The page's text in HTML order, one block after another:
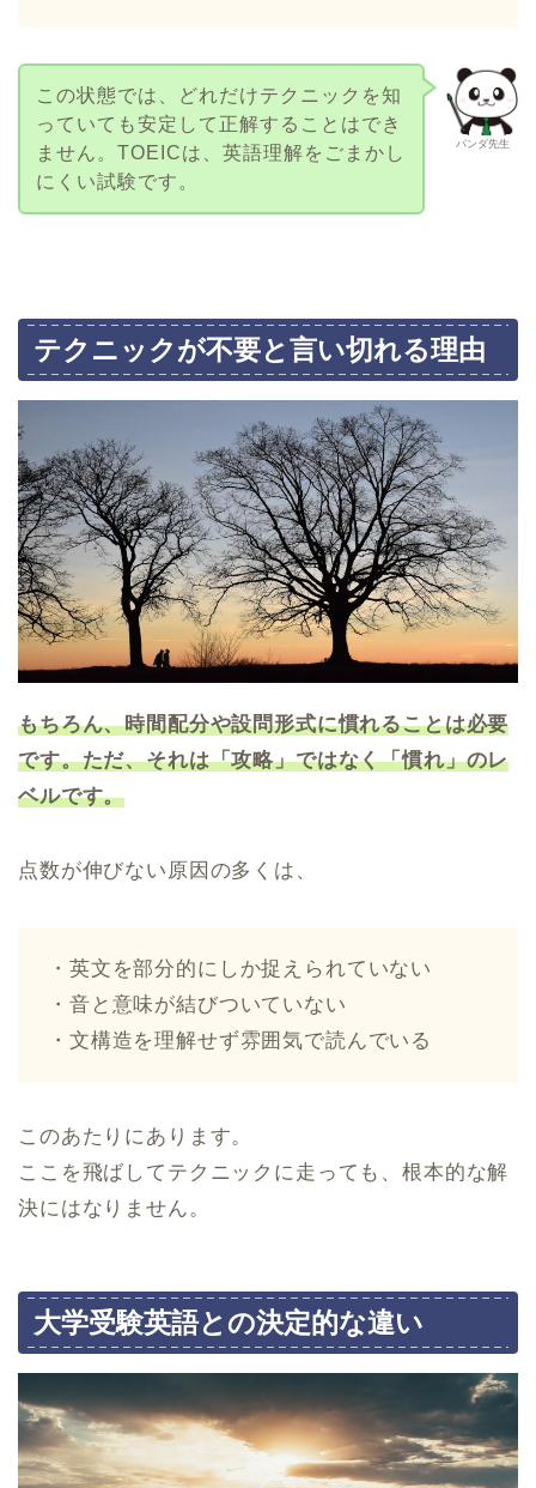
パンダ先生
この状態では、どれだけテクニックを知
っていても安定して正解することはでき
ません。TOEICは、英語理解をごまかし
にくい試験です。
テクニックが不要と言い切れる理由
もちろん、時間配分や設問形式に慣れることは必要
です。ただ、それは「攻略」ではなく「慣れ」のレ
ベルです。
点数が伸びない原因の多くは、
・英文を部分的にしか捉えられていない
・音と意味が結びついていない
・文構造を理解せず雰囲気で読んでいる
このあたりにあります。
ここを飛ばしてテクニックに走っても、根本的な解
決にはなりません。
大学受験英語との決定的な違い